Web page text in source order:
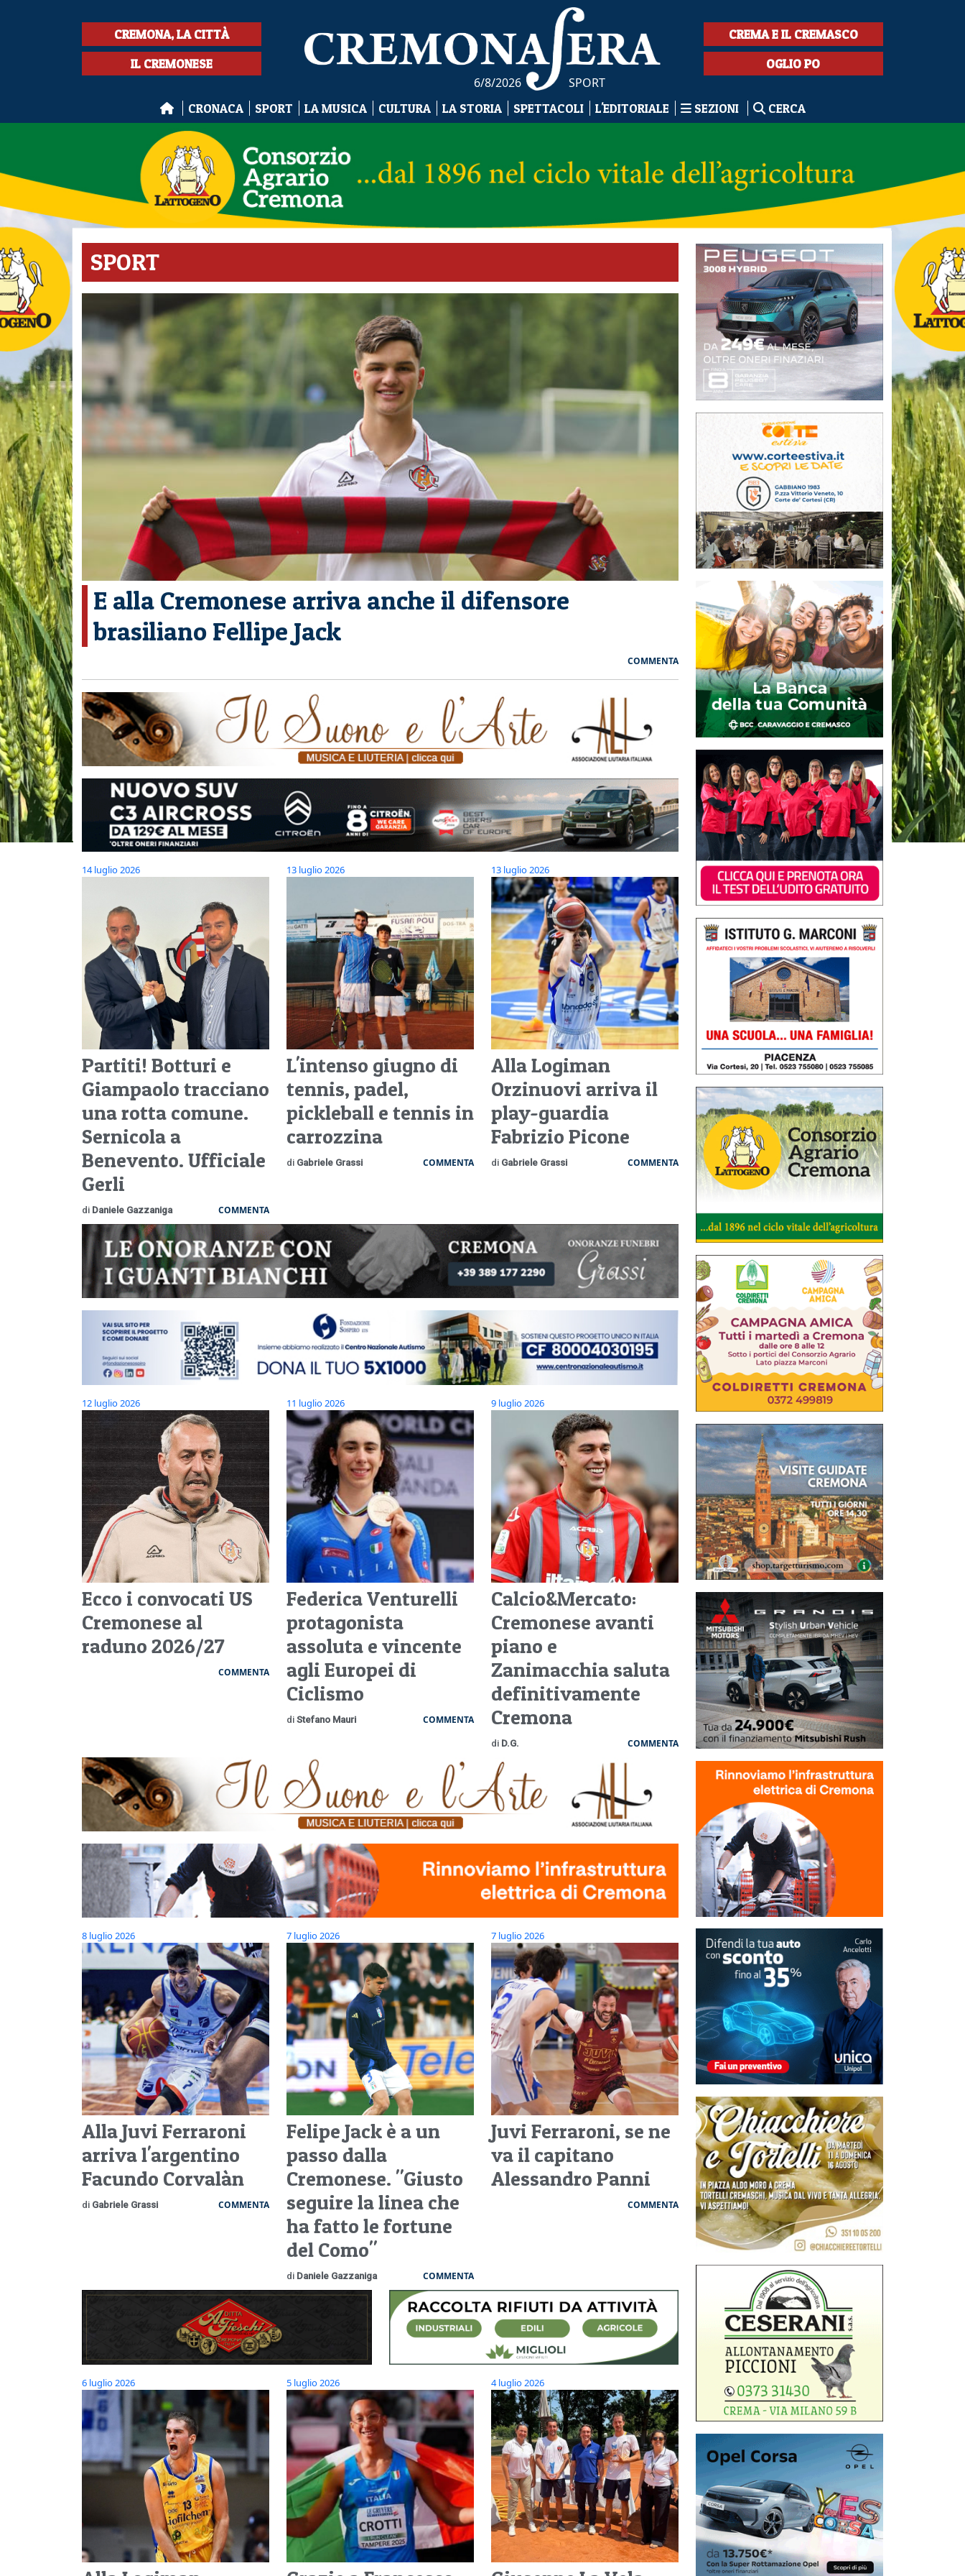
CREMONA, LA CITTÀ
IL CREMONESE
6/8/2026 SPORT
CREMA E IL CREMASCO
OGLIO PO
CRONACA SPORT LA MUSICA CULTURA LA STORIA SPETTACOLI L'EDITORIALE SEZIONI CERCA
SPORT
E alla Cremonese arriva anche il difensore
brasiliano Fellipe Jack
COMMENTA
14 luglio 2026
Partiti! Botturi e
Giampaolo tracciano
una rotta comune.
Sernicola a
Benevento. Ufficiale
Gerli
di Daniele Gazzaniga COMMENTA
13 luglio 2026
L'intenso giugno di
tennis, padel,
pickleball e tennis in
carrozzina
di Gabriele Grassi COMMENTA
13 luglio 2026
Alla Logiman
Orzinuovi arriva il
play-guardia
Fabrizio Picone
di Gabriele Grassi COMMENTA
12 luglio 2026
Ecco i convocati US
Cremonese al
raduno 2026/27
COMMENTA
11 luglio 2026
Federica Venturelli
protagonista
assoluta e vincente
agli Europei di
Ciclismo
di Stefano Mauri COMMENTA
9 luglio 2026
Calcio&Mercato:
Cremonese avanti
piano e
Zanimacchia saluta
definitivamente
Cremona
di D.G. COMMENTA
8 luglio 2026
Alla Juvi Ferraroni
arriva l'argentino
Facundo Corvalàn
di Gabriele Grassi COMMENTA
7 luglio 2026
Felipe Jack è a un
passo dalla
Cremonese. "Giusto
seguire la linea che
ha fatto le fortune
del Como"
di Daniele Gazzaniga COMMENTA
7 luglio 2026
Juvi Ferraroni, se ne
va il capitano
Alessandro Panni
COMMENTA
6 luglio 2026 5 luglio 2026 4 luglio 2026